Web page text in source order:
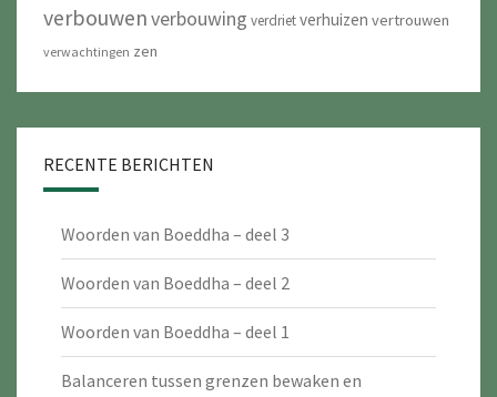
verbouwenverbouwing verdrietverhuizen vertrouwen
verwachtingen zen
RECENTE BERICHTEN
Woorden van Boeddha – deel 3
Woorden van Boeddha – deel 2
Woorden van Boeddha – deel 1
Balanceren tussen grenzen bewaken en